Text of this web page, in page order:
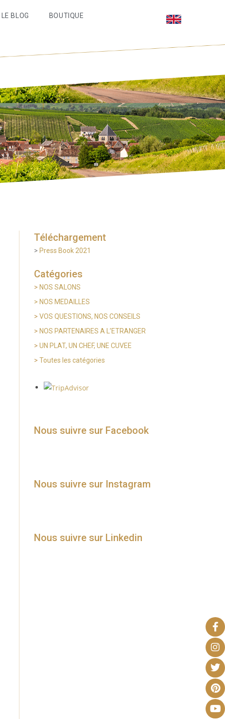
LE BLOG BOUTIQUE
Téléchargement
> Press Book 2021
Catégories
> NOS SALONS
> NOS MEDAILLES
> VOS QUESTIONS, NOS CONSEILS
> NOS PARTENAIRES A L’ETRANGER
> UN PLAT, UN CHEF, UNE CUVEE
> Toutes les catégories
Nous suivre sur Facebook
Nous suivre sur Instagram
Nous suivre sur Linkedin